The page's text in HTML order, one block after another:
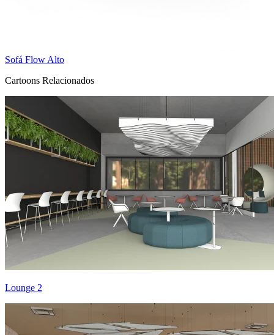
Sofá Flow Alto
Cartoons Relacionados
Lounge 2